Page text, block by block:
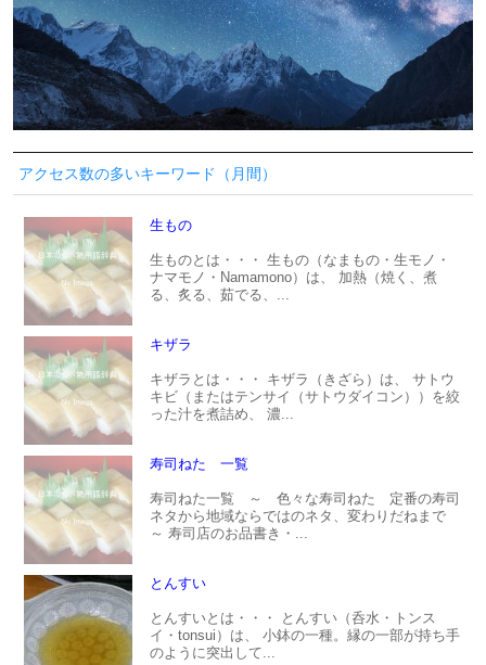
アクセス数の多いキーワード（月間）
生もの
生ものとは・・・ 生もの（なまもの・生モノ・
ナマモノ・Namamono）は、 加熱（焼く、煮
る、炙る、茹でる、...
キザラ
キザラとは・・・ キザラ（きざら）は、 サトウ
キビ（またはテンサイ（サトウダイコン））を絞
った汁を煮詰め、 濃...
寿司ねた 一覧
寿司ねた一覧 ～ 色々な寿司ねた 定番の寿司
ネタから地域ならではのネタ、変わりだねまで
～ 寿司店のお品書き・...
とんすい
とんすいとは・・・ とんすい（呑水・トンス
イ・tonsui）は、 小鉢の一種。縁の一部が持ち手
のように突出して...